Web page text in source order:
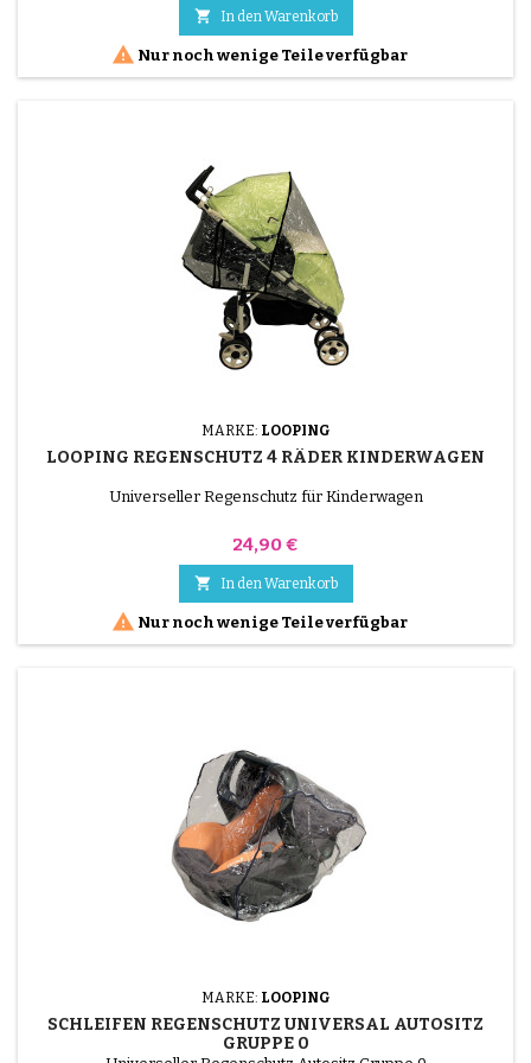
 In den Warenkorb
 Nur noch wenige Teile verfügbar
MARKE: LOOPING
LOOPING REGENSCHUTZ 4 RÄDER KINDERWAGEN
Universeller Regenschutz für Kinderwagen
Preis
24,90 €
 In den Warenkorb
 Nur noch wenige Teile verfügbar
MARKE: LOOPING
SCHLEIFEN REGENSCHUTZ UNIVERSAL AUTOSITZ
GRUPPE 0